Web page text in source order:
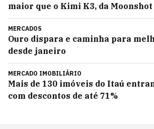
maior que o Kimi K3, da Moonshot
MERCADOS
Ouro dispara e caminha para
desde janeiro
MERCADO IMOBILIÁRIO
Mais de 130 imóveis do Itaú
com descontos de até 71%